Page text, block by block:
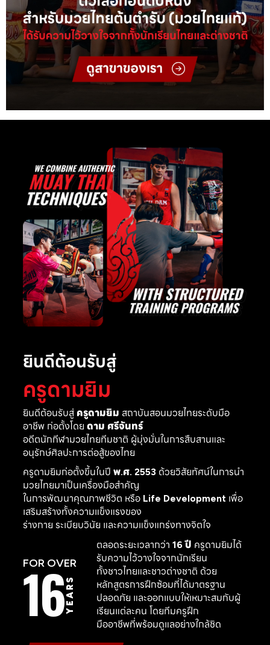
ยินดีต้อนรับสู่
ครูดามยิม
ยินดีต้อนรับสู่ ครูดามยิม สถาบันสอนมวยไทยระดับมือ
อาชีพ ก่อตั้งโดย ดาม ศรีจันทร์
อดีตนักกีฬามวยไทยทีมชาติ ผู้มุ่งมั่นในการสืบสานและ
อนุรักษ์ศิลปะการต่อสู้ของไทย
ครูดามยิมก่อตั้งขึ้นในปี พ.ศ. 2553ด้วยวิสัยทัศน์ในการนำ
มวยไทยมาเป็นเครื่องมือสำคัญ
ในการพัฒนาคุณภาพชีวิต หรือ Life Developmentเพื่อ
เสริมสร้างทั้งความแข็งแรงของ
ร่างกาย ระเบียบวินัย และความแข็งแกร่งทางจิตใจ
FOR OVER
16YEARS
ตลอดระยะเวลากว่า 16 ปี ครูดามยิมได้
รับความไว้วางใจจากนักเรียน
ทั้งชาวไทยและชาวต่างชาติ ด้วย
หลักสูตรการฝึกซ้อมที่ได้มาตรฐาน
ปลอดภัย และออกแบบให้เหมาะสมกับผู้
เรียนแต่ละคน โดยทีมครูฝึก
มืออาชีพที่พร้อมดูแลอย่างใกล้ชิด